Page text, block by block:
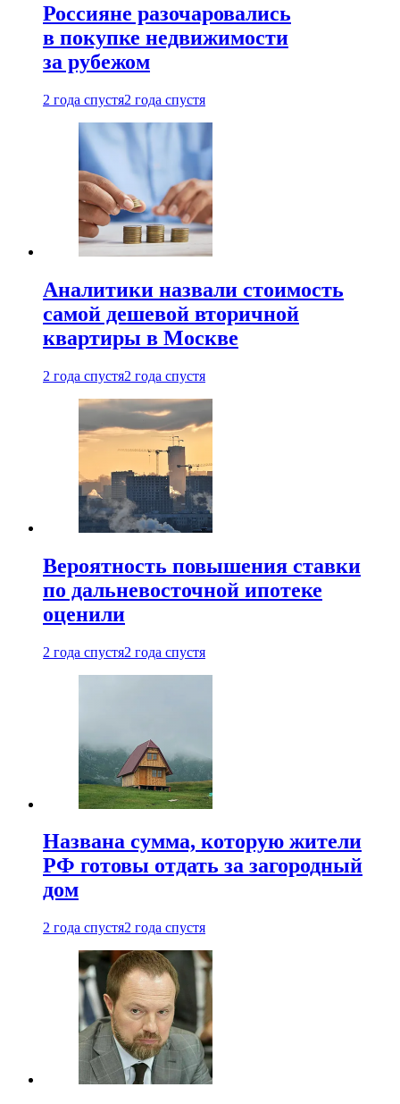
Россияне разочаровались
в покупке недвижимости
за рубежом
2 года спустя2 года спустя
Аналитики назвали стоимость
самой дешевой вторичной
квартиры в Москве
2 года спустя2 года спустя
Вероятность повышения ставки
по дальневосточной ипотеке
оценили
2 года спустя2 года спустя
Названа сумма, которую жители
РФ готовы отдать за загородный
дом
2 года спустя2 года спустя